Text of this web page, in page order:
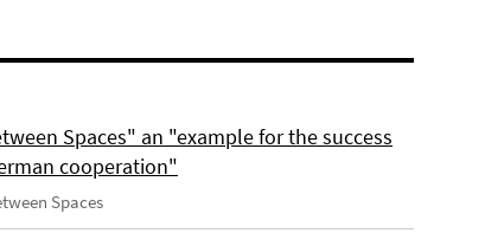
Spaces" an "example for the success
cooperation"
Spaces